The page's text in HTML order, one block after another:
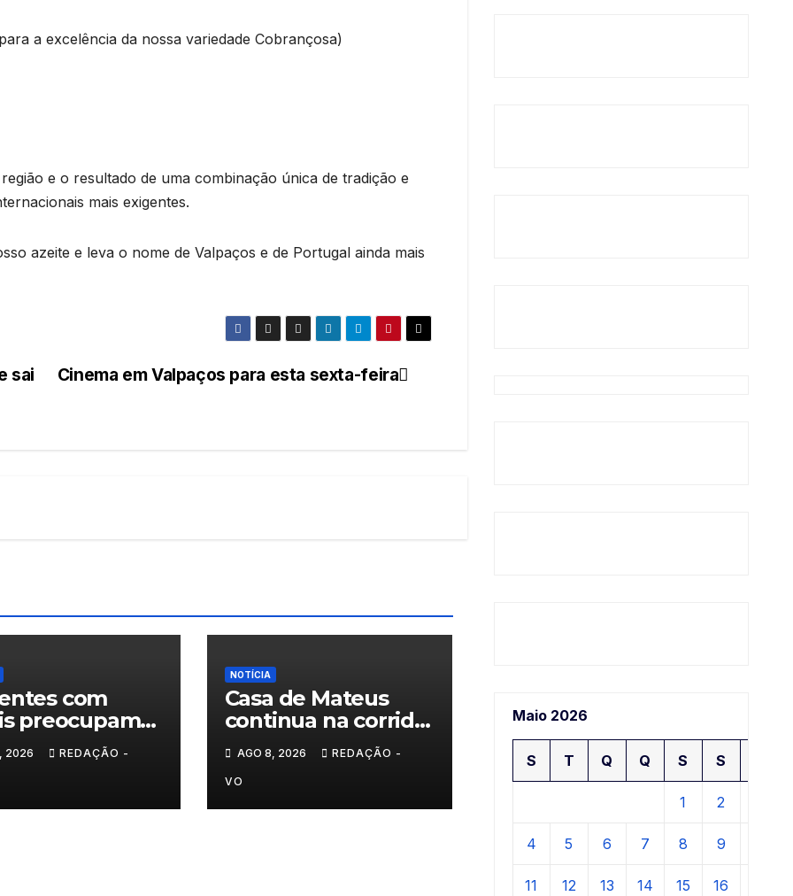
a excelência da nossa variedade Cobrançosa)
e o resultado de uma combinação única de tradição e
mais exigentes.
azeite e leva o nome de Valpaços e de Portugal ainda mais
Cinema em Valpaços para esta sexta-feira
sai
com
preocupam
de
os-Montes
2026 REDAÇÃO -
NOTÍCIA
Casa de Mateus
continua na corrida
Maravilhas de
Portugal
AGO 8, 2026 REDAÇÃO -
VO
Maio 2026
S T Q Q S S
1 2
4 5 6 7 8 9
11 12 13 14 15 16